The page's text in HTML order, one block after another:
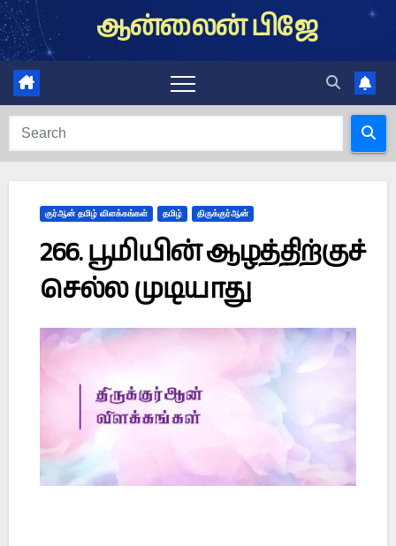
Skip
to
content
ஆன்லைன் பிஜே
குர்ஆன் தமிழ் விளக்கங்கள் தமிழ் திருக்குர்ஆன்
266. பூமியின் ஆழத்திற்குச்
செல்ல முடியாது